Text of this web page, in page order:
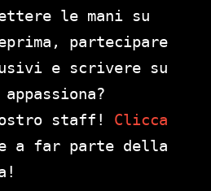
le mani su
partecipare
e scrivere su
staff! Clicca
a far parte della